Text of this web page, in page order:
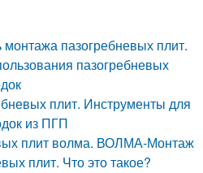
монтажа пазогребневых плит.
пазогребневых
плит. Инструменты для
из ПГП
плит волма. ВОЛМА-Монтаж
плит. Что это такое?